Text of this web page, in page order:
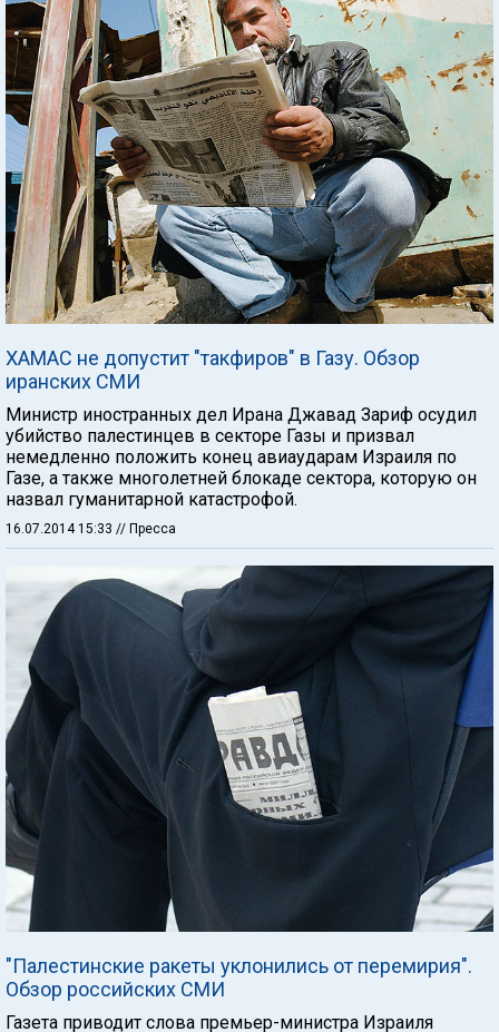
ХАМАС не допустит "такфиров" в Газу. Обзор
иранских СМИ
Министр иностранных дел Ирана Джавад Зариф осудил
убийство палестинцев в секторе Газы и призвал
немедленно положить конец авиаударам Израиля по
Газе, а также многолетней блокаде сектора, которую он
назвал гуманитарной катастрофой.
16.07.2014 15:33 // Пресса
"Палестинские ракеты уклонились от перемирия".
Обзор российских СМИ
Газета приводит слова премьер-министра Израиля